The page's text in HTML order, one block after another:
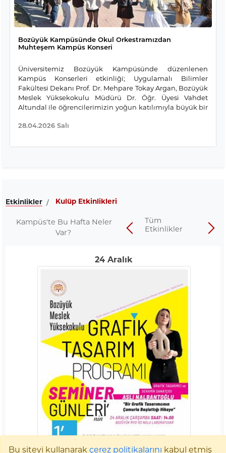
Bozüyük Kampüsünde Okul Orkestramızdan
Muhteşem Kampüs Konseri
Üniversitemiz Bozüyük Kampüsünde düzenlenen
Kampüs Konserleri etkinliği; Uygulamalı Bilimler
Fakültesi Dekanı Prof. Dr. Mehpare Tokay Argan, Bozüyük
Meslek Yüksekokulu Müdürü Dr. Öğr. Üyesi Vahdet
Altundal ile öğrencilerimizin yoğun katılımıyla büyük bir
hazırladığı Okul Orkestrası Konseri dinleyicilere
yeteneklerini sergileyen Güzel Sanatlar ve Tasarım
katılımcılara adeta bir müzik ziyafeti sundu. Solistlere
Mühendislik Fakültesi Bilgisayar Mühendisliği Bölümü
öğrencimiz Beria Paksoy, Meslek Yüksekokulu Kontrol
Muharrem Özkan ve Fen Fakültesi İstatistik ve Bilgisayar
sergiledikleri üstün performansla izleyicilerden coşkulu
alkışlar aldı.
28.04.2026 Salı
Etkinlikler / Kulüp Etkinlikleri
Kampüs'te Bu Hafta Neler
Var?
Tüm
Etkinlikler
24 Aralık
Bu siteyi kullanarak çerez politikalarını kabul etmiş